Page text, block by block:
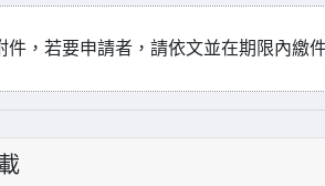
件，若要申請者，請依文並在期限內繳